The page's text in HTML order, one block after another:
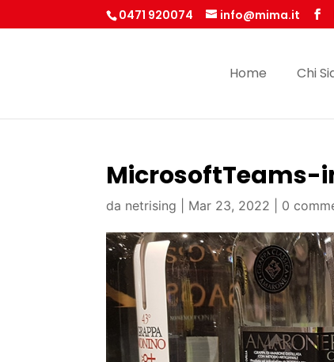
0471 920074 info@mima.it
Home Chi
MicrosoftTeams-
da netrising Mar 23, 2022 0